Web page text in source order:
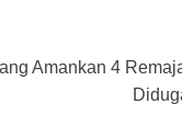
Amankan 4